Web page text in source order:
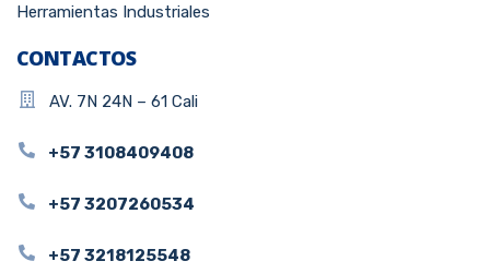
Herramientas Industriales
CONTACTOS
AV. 7N 24N – 61 Cali
+57 3108409408
+57 3207260534
+57 3218125548